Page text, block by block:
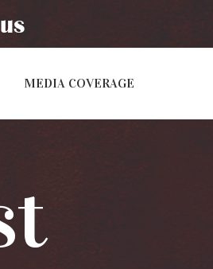
MEDIA COVERAGE